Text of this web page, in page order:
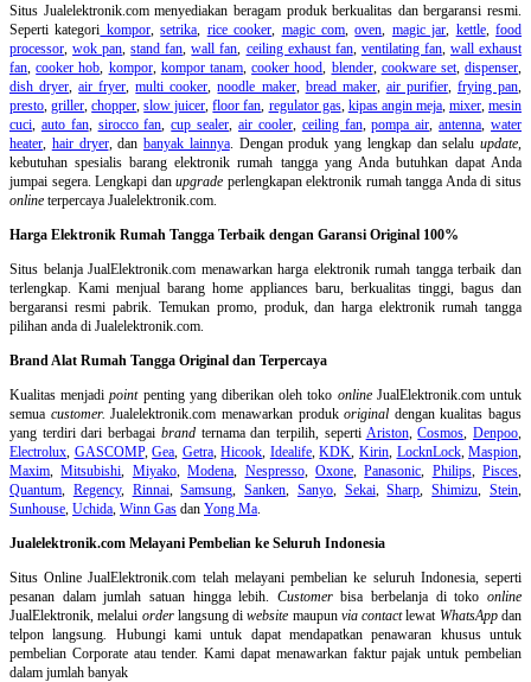
Situs Jualelektronik.com menyediakan beragam produk berkualitas dan bergaransi resmi.
Seperti kategori kompor,setrika, rice cooker, magic com,oven, magic jar, kettle,food
processor,wok pan,stand fan,wall fan, ceiling exhaust fan, ventilating fan, wall exhaust
fan,cooker hob, kompor, kompor tanam,cooker hood, blender, cookware set,dispenser,
dish dryer,air fryer,multi cooker,noodle maker, bread maker, air purifier, frying pan,
presto,griller,chopper,slow juicer,floor fan, regulator gas, kipas angin meja, mixer,mesin
cuci, auto fan, sirocco fan,cup sealer,air cooler, ceiling fan,pompa air,antenna,water
heater, hair dryer, dan banyak lainnya. Dengan produk yang lengkap dan selalu update,
kebutuhan spesialis barang elektronik rumah tangga yang Anda butuhkan dapat Anda
jumpai segera. Lengkapi danupgrade perlengkapan elektronik rumah tangga Anda di situs
online terpercaya Jualelektronik.com.
Harga Elektronik Rumah Tangga Terbaik dengan Garansi Original 100%
Situs belanjaJualElektronik.com menawarkan harga elektronik rumah tangga terbaik dan
terlengkap. Kami menjual barang home appliances baru, berkualitas tinggi, bagus dan
bergaransi resmi pabrik. Temukan promo, produk, dan harga elektronik rumah tangga
pilihan anda di Jualelektronik.com.
Brand Alat Rumah Tangga Original dan Terpercaya
Kualitas menjadipointpenting yang diberikan oleh toko onlineJualElektronik.com untuk
semua customer. Jualelektronik.com menawarkan produkoriginal dengan kualitas bagus
yang terdiri dari berbagai brandternama dan terpilih, seperti Ariston,Cosmos,Denpoo,
Electrolux, GASCOMP,Gea, Getra,Hicook, Idealife,KDK, Kirin, LocknLock,Maspion,
Maxim,Mitsubishi, Miyako,Modena, Nespresso, Oxone,Panasonic, Philips, Pisces,
Quantum, Regency, Rinnai,Samsung,Sanken, Sanyo, Sekai,Sharp,Shimizu,Stein,
Sunhouse, Uchida, Winn Gas dan Yong Ma.
Jualelektronik.com Melayani Pembelian ke Seluruh Indonesia
Situs Online JualElektronik.com telah melayani pembelian ke seluruh Indonesia, seperti
pesanan dalam jumlah satuan hingga lebih. Customerbisa berbelanja di tokoonline
JualElektronik, melalui orderlangsung diwebsite maupun via contactlewat WhatsAppdan
telpon langsung. Hubungi kami untuk dapat mendapatkan penawaran khusus untuk
pembelian Corporate atau tender. Kami dapat menawarkan faktur pajak untuk pembelian
dalam jumlah banyak